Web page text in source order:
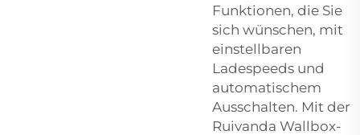
Funktionen, die Sie
sich wünschen, mit
einstellbaren
Ladespeeds und
automatischem
Ausschalten. Mit der
Ruivanda Wallbox-